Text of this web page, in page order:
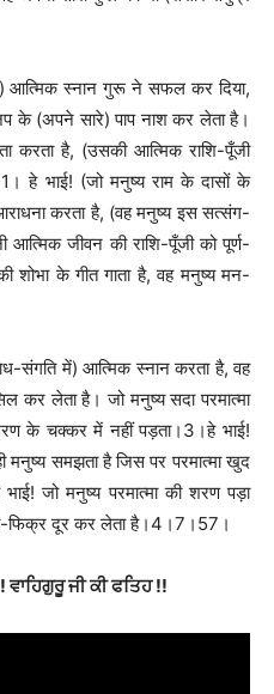
आत्मिक स्नान गुरू ने सफल कर दिया,
के (अपने सारे) पाप नाश कर लेता है।
करता है, (उसकी आत्मिक राशि-पूँजी
हे भाई! (जो मनुष्य राम के दासों के
करता है, (वह मनुष्य इस सत्संग-
जीवन की राशि-पूँजी को पूर्ण-
शोभा के गीत गाता है, वह मनुष्य मन-
संगति में) आत्मिक स्नान करता है, वह
कर लेता है। जो मनुष्य सदा परमात्मा
के चक्कर में नहीं पड़ता।3।हे भाई!
मनुष्य समझता है जिस पर परमात्मा खुद
जो मनुष्य परमात्मा की शरण पड़ा
फिक्र दूर कर लेता है।4।7।57।
ਵਾਹਿਗੁਰੂ ਜੀ ਕੀ ਫਤਿਹ !!